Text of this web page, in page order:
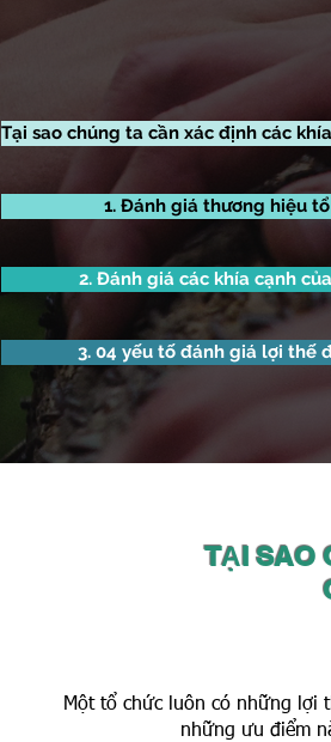
Tại sao chúng ta cần xác định các
1. Đánh giá thương hiệu
2. Đánh giá các khía cạnh
3. 04 yếu tố đánh giá lợi thế
TẠI SAO
Một tổ chức luôn có những lợi
những ưu điểm